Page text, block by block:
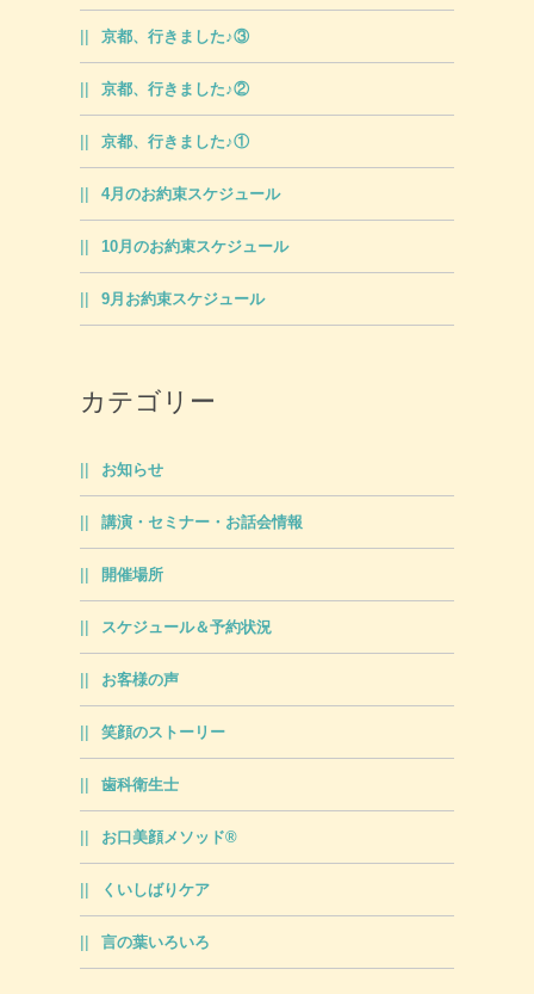
京都、行きました♪③
京都、行きました♪②
京都、行きました♪①
4月のお約束スケジュール
10月のお約束スケジュール
9月お約束スケジュール
カテゴリー
お知らせ
講演・セミナー・お話会情報
開催場所
スケジュール＆予約状況
お客様の声
笑顔のストーリー
歯科衛生士
お口美顔メソッド®
くいしばりケア
言の葉いろいろ